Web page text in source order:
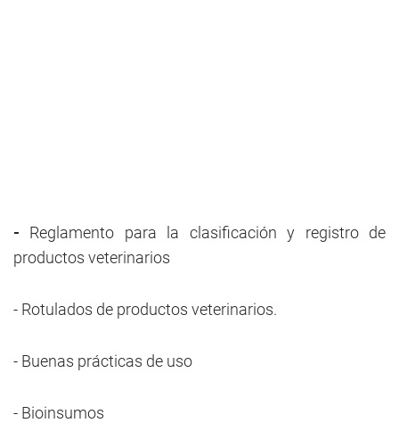
- Reglamento para la clasificación y registro de
productos veterinarios
- Rotulados de productos veterinarios.
- Buenas prácticas de uso
- Bioinsumos